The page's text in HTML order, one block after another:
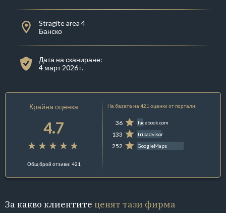
Stragite area 4
Банско
Дата на сканиране:
4 март 2026 г.
Крайна оценка
4.7
Общ брой отзиви: 421
На базата на 421 оценки от портали:
36 facebook.com
133 tripadvisor
252 GoogleMaps
За какво клиентите ценят тази фирма